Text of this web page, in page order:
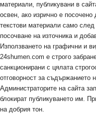
материали, публикувани в
освен, ако изрично е
текстови материали само
посочване на източника и
Използването на графични и
24shumen.com е строго
санкционирани с цялата
отговорност за съдържанието
Администраторите на сайта
блокират публикуването им.
на добрия тон.